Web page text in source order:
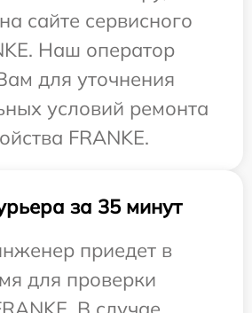
сайте сервисного
Наш оператор
для уточнения
условий ремонта
FRANKE.
за 35 минут
приедет в
для проверки